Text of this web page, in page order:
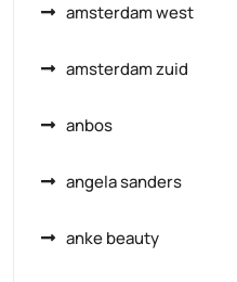
amsterdam west
amsterdam zuid
anbos
angela sanders
anke beauty